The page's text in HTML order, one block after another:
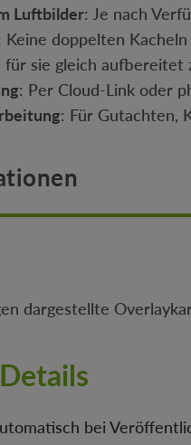
Luftbilder: Je nach
Keine doppelten
für sie gleich aufbereitet
: Per Cloud-Link oder
: Für Gutachten,
dargestellte
bei